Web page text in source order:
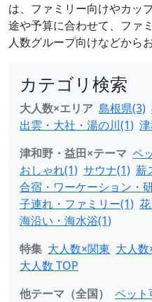
は、ファミリー向けやカッ
途や予算に合わせて、ファ
人数グループ向けなどから
カテゴリ検索
大人数×エリア 島根県(3)
出雲・大社・湯の川(1)
津和野・益田×テーマ ペ
おしゃれ(1) サウナ(1) 薪
合宿・ワーケーション・
子連れ・ファミリー(1)
海沿い・海水浴(1)
特集 大人数×関東 大人
大人数 TOP
他テーマ（全国）
ペット